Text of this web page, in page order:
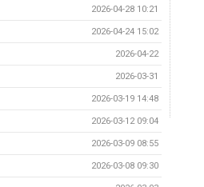
2026-04-28 10:21
2026-04-24 15:02
2026-04-22
2026-03-31
2026-03-19 14:48
2026-03-12 09:04
2026-03-09 08:55
2026-03-08 09:30